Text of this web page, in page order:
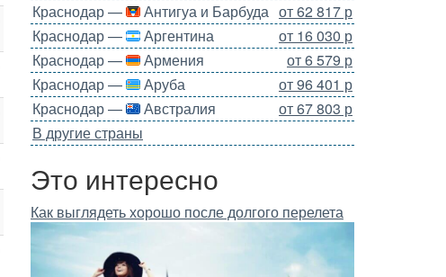
Краснодар —
Антигуа и Барбуда от 62 817 р
Краснодар —
Аргентина
от 16 030 р
Краснодар —
Армения
от 6 579 р
Краснодар —
Аруба
от 96 401 р
Краснодар —
Австралия
от 67 803 р
В другие страны
Это интересно
Как выглядеть хорошо после долгого перелета